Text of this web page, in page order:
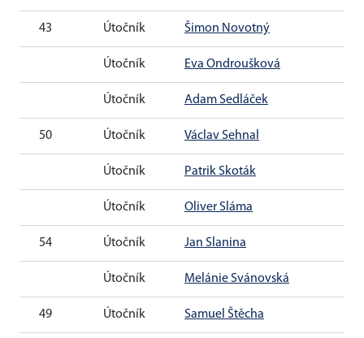
43 Útočník Šimon Novotný
Útočník Eva Ondroušková
Útočník Adam Sedláček
50 Útočník Václav Sehnal
Útočník Patrik Skoták
Útočník Oliver Sláma
54 Útočník Jan Slanina
Útočník Melánie Svánovská
49 Útočník Samuel Štěcha